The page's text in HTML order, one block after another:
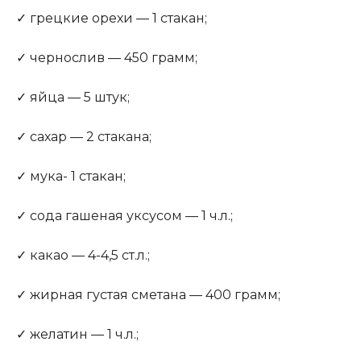
✓ грецкие орехи — 1 стакан;
✓ чернослив — 450 грамм;
✓ яйца — 5 штук;
✓ сахар — 2 стакана;
✓ мука- 1 стакан;
✓ сода гашеная уксусом — 1 ч.л.;
✓ какао — 4-4,5 ст.л.;
✓ жирная густая сметана — 400 грамм;
✓ желатин — 1 ч.л.;